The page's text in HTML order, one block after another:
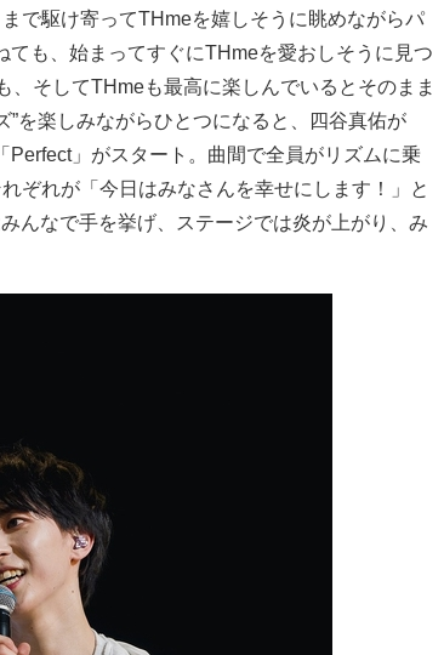
で駆け寄ってTHmeを嬉しそうに眺めながらパ
も、始まってすぐにTHmeを愛おしそうに見つ
そしてTHmeも最高に楽しんでいるとそのまま
”を楽しみながらひとつになると、四谷真佑が
Perfect」がスタート。曲間で全員がリズムに乗
ぞれが「今日はみなさんを幸せにします！」と
んなで手を挙げ、ステージでは炎が上がり、み